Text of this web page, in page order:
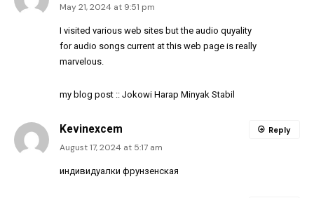
May 21, 2024 at 9:51 pm
I visited various web sites but the audio quyality
for audio songs current at this web page is really
marvelous.
my blog post :: Jokowi Harap Minyak Stabil
Kevinexcem
August 17, 2024 at 5:17 am
индивидуалки фрунзенская
Reply